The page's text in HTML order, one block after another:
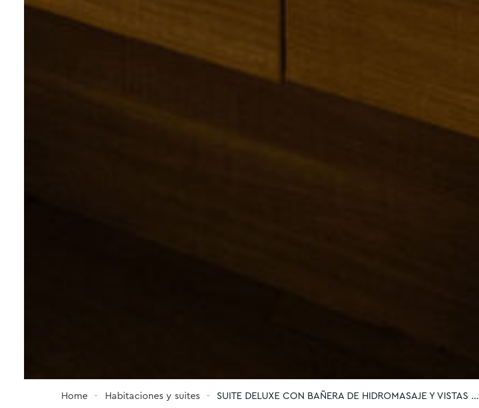
Home Habitaciones y suites SUITE DELUXE CON BAÑERA DE HIDROMASAJE Y VISTAS …